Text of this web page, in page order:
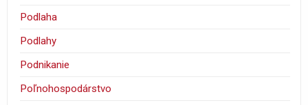
Podlaha
Podlahy
Podnikanie
Poľnohospodárstvo